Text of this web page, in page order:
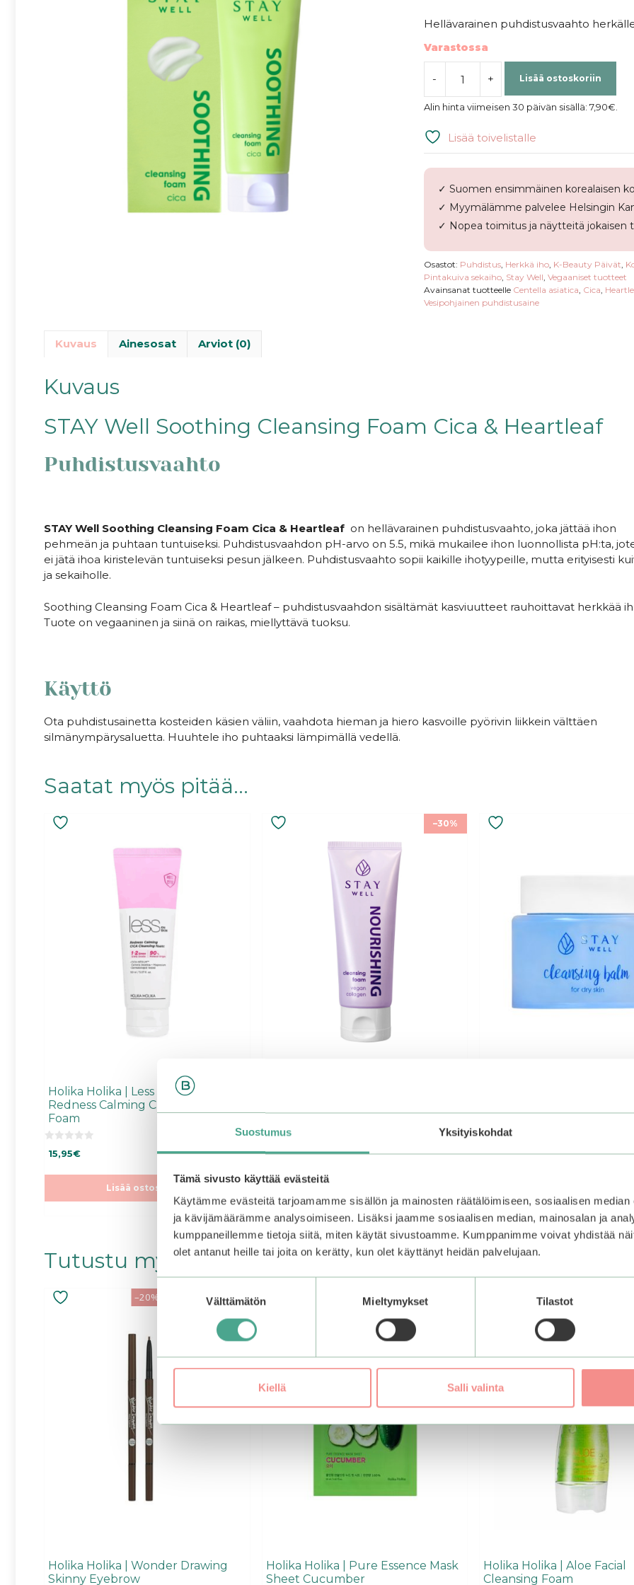
Suostumus Yksityiskohdat
Tämä sivusto käyttää evästeitä
Käytämme evästeitä tarjoamamme sisällön ja mainosten räätälöimiseen, sosiaalisen
ja kävijämäärämme analysoimiseen. Lisäksi jaamme sosiaalisen median, mainosalan ja
kumppaneillemme tietoja siitä, miten käytät sivustoamme. Kumppanimme voivat yhdistää
olet antanut heille tai joita on kerätty, kun olet käyttänyt heidän palvelujaan.
valinta
Välttämätön Mieltymykset Tilastot
Kiellä Salli valinta
Hellävarainen puhdistusvaahto
Varastossa
-
Well
Soothing
Cleansing
Heartleaf
määrä
+ Lisää ostoskoriin
Alin hinta viimeisen 30 päivän sisällä: 7,90€
Lisää toivelistalle
✓ Suomen ensimmäinen korealaisen
✓ Myymälämme palvelee Helsingin
✓ Nopea toimitus ja näytteitä jokaisen
Osastot: Puhdistus, Herkkä iho, K-Beauty Päivät
Pintakuiva sekaiho, Stay Well Vegaaniset tuotteet
Avainsanat tuotteelle Centella asiatica Cica
Vesipohjainen puhdistusaine
Kuvaus Ainesosat Arviot (0)
Kuvaus
STAY Well Soothing Cleansing Foam Cica & Heartleaf
Puhdistusvaahto
STAY Well Soothing Cleansing Foam Cica & Heartleaf on hellävarainen puhdistusvaahto, joka jättää ihon
pehmeän ja puhtaan tuntuiseksi. Puhdistusvaahdon pH-arvo on 5.5, mikä mukailee ihon luonnollista pH:ta,
ei jätä ihoa kiristelevän tuntuiseksi pesun jälkeen. Puhdistusvaahto sopii kaikille ihotyypeille, mutta erityisesti
ja sekaiholle.
Soothing Cleansing Foam Cica & Heartleaf – puhdistusvaahdon sisältämät kasviuutteet rauhoittavat herkkää
Tuote on vegaaninen ja siinä on raikas, miellyttävä tuoksu.
Käyttö
Ota puhdistusainetta kosteiden käsien väliin, vaahdota hieman ja hiero kasvoille pyörivin liikkein välttäen
silmänympärysaluetta. Huuhtele iho puhtaaksi lämpimällä vedellä.
Saatat myös pitää...
Holika Holika | Less On Skin
Redness Calming CICA Cleansing
Foam
s
15,95€
Lisää ostoskoriin
–30%
5
t
Alkuperäinen
oli:
7,90€Nykyinen
on:
5,53€
5:stä
Tutustu myös
ALE
–20%
Holika Holika | Wonder Drawing
Skinny Eyebrow
Tällä
Holika Holika | Pure Essence Mask
Sheet Cucumber
Holika Holika | Aloe Facial
Cleansing Foam